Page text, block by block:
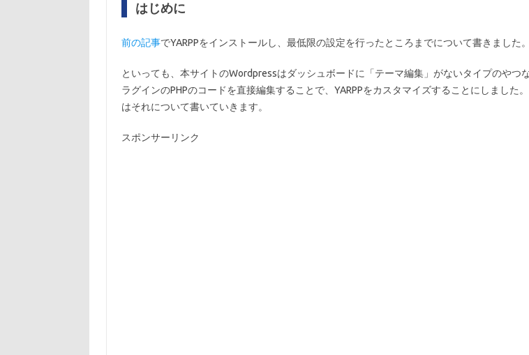
はじめに
前の記事でYARPPをインストールし、最低限の設定を行ったところまでについて書きました。
といっても、本サイトのWordpressはダッシュボードに「テーマ編集」がないタイプのやつ
ラグインのPHPのコードを直接編集することで、YARPPをカスタマイズすることにしました
はそれについて書いていきます。
スポンサーリンク